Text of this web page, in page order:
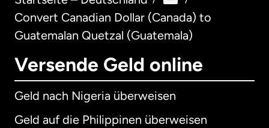
Convert Canadian Dollar (Canada) to
Guatemalan Quetzal (Guatemala)
Versende Geld online
Geld nach Nigeria überweisen
Geld auf die Philippinen überweisen